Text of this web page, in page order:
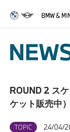
ROUND 2 ス
ケット販売中）
TOPIC 24/04/